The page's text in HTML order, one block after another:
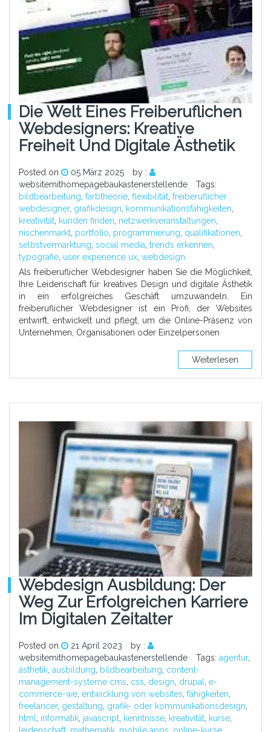
Die Welt Eines Freiberuflichen
Webdesigners: Kreative
Freiheit Und Digitale Ästhetik
Posted on 05 März 2025
by :
websitemithomepagebaukastenerstellende
Tags:
bildbearbeitung, farbtheorie, flexibilität, freiberuflicher
webdesigner, grafikdesign, kommunikationsfähigkeiten,
kreativität, kunden finden, netzwerkveranstaltungen,
nischenmarkt, portfolio, programmierung, qualifikationen,
selbstvermarktung, social media, trends erkennen,
typografie, user experience ux, webdesign
Als freiberuflicher Webdesigner haben Sie die Möglichkeit,
Ihre Leidenschaft für kreatives Design und digitale Ästhetik
in ein erfolgreiches Geschäft umzuwandeln. Ein
freiberuflicher Webdesigner ist ein Profi, der Websites
entwirft, entwickelt und pflegt, um die Online-Präsenz von
Unternehmen, Organisationen oder Einzelpersonen
Weiterlesen
Webdesign Ausbildung: Der
Weg Zur Erfolgreichen Karriere
Im Digitalen Zeitalter
Posted on 21 April 2023
by :
websitemithomepagebaukastenerstellende
Tags: agentur,
ästhetik, ausbildung, bildbearbeitung, content-
management-systeme cms, css, design, drupal, e-
commerce-we, entwicklung von websites, fähigkeiten,
freelancer, gestaltung, grafik- oder kommunikationsdesign,
html, informatik, javascript, kenntnisse, kreativität, kurse,